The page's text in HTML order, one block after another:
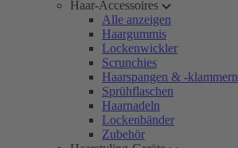
Haar-Accessoires
Alle anzeigen
Haargummis
Lockenwickler
Scrunchies
Haarspangen & -klammern
Sprühflaschen
Haarnadeln
Lockenbänder
Zubehör